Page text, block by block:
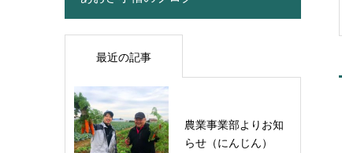
最近の記事
農業事業部よりお知
らせ（にんじん）